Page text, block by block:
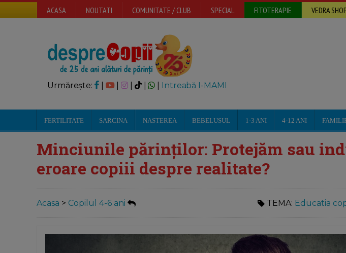
ACASA NOUTATI COMUNITATE / CLUB SPECIAL FITOTERAPIE VEDRA
Urmărește: | | Intreabă I-MAMI
FERTILITATE SARCINA NASTEREA BEBELUSUL 1-3 ANI 4-12 ANI
Minciunile părinților: Protejăm sau
eroare copiii despre realitate?
Acasa > Copilul 4-6 ani TEMA: Educatia